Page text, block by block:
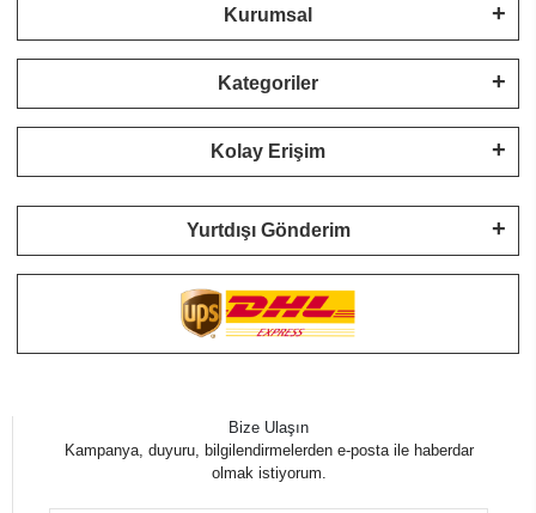
Kurumsal
Kategoriler
Kolay Erişim
Yurtdışı Gönderim
Bize Ulaşın
Kampanya, duyuru, bilgilendirmelerden e-posta ile haberdar
olmak istiyorum.